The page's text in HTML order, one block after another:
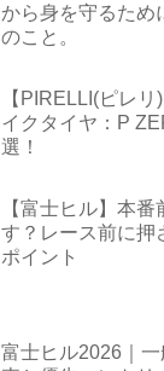
から身を守るため
のこと。
【PIRELLI(ピレ
イクタイヤ：P
選！
【富士ヒル】本
す？レース前に押
ポイント
富士ヒル2026｜